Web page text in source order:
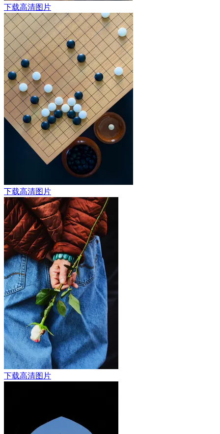
下载高清图片
下载高清图片
下载高清图片